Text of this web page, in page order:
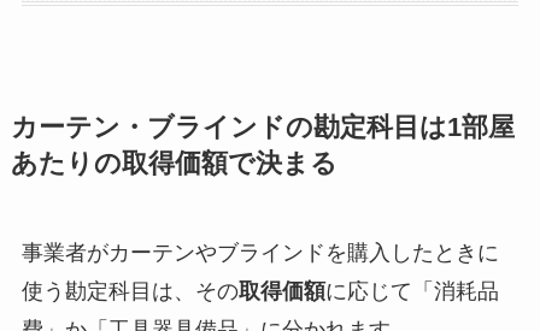
カーテン・ブラインドの勘定科目は1部屋
あたりの取得価額で決まる
事業者がカーテンやブラインドを購入したときに
使う勘定科目は、その取得価額に応じて「消耗品